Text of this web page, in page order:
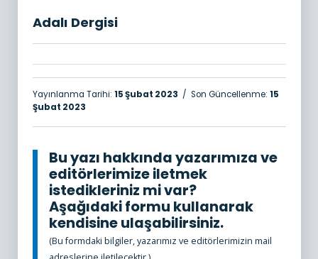
Adalı Dergisi
Yayınlanma Tarihi: 15 Şubat 2023 / Son Güncellenme: 15
Şubat 2023
Bu yazı hakkında yazarımıza ve
editörlerimize iletmek
istedikleriniz mi var?
Aşağıdaki formu kullanarak
kendisine ulaşabilirsiniz.
(Bu formdaki bilgiler, yazarımız ve editörlerimizin mail